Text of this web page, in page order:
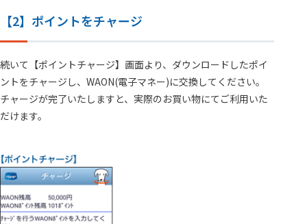
【2】ポイントをチャージ
続いて【ポイントチャージ】画面より、ダウンロードしたポイ
ントをチャージし、WAON(電子マネー)に交換してください。
チャージが完了いたしますと、実際のお買い物にてご利用いた
だけます。